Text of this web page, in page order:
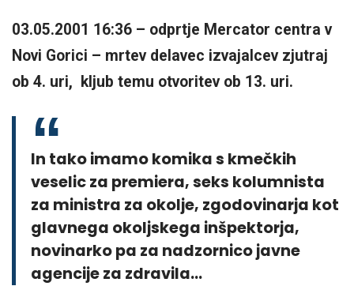
03.05.2001 16:36 – odprtje Mercator centra v
Novi Gorici – mrtev delavec izvajalcev zjutraj
ob 4. uri, kljub temu otvoritev ob 13. uri.
In tako imamo komika s kmečkih
veselic za premiera, seks kolumnista
za ministra za okolje, zgodovinarja kot
glavnega okoljskega inšpektorja,
novinarko pa za nadzornico javne
agencije za zdravila…